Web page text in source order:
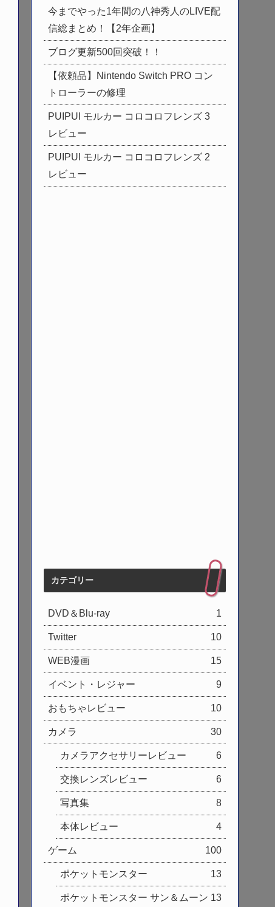
今までやった1年間の八神秀人のLIVE配
信総まとめ！【2年企画】
ブログ更新500回突破！！
【依頼品】Nintendo Switch PRO コン
トローラーの修理
PUIPUI モルカー コロコロフレンズ 3
レビュー
PUIPUI モルカー コロコロフレンズ 2
レビュー
カテゴリー
DVD＆Blu-ray 1
Twitter 10
WEB漫画 15
イベント・レジャー 9
おもちゃレビュー 10
カメラ 30
カメラアクセサリーレビュー 6
交換レンズレビュー 6
写真集 8
本体レビュー 4
ゲーム 100
ポケットモンスター 13
ポケットモンスター サン＆ムーン 13